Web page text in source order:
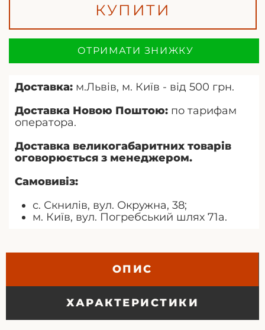
КУПИТИ
ОТРИМАТИ ЗНИЖКУ
Доставка: м.Львів, м. Київ - від 500 грн.
Доставка Новою Поштою: по тарифам
оператора.
Доставка великогабаритних товарів
оговорюється з менеджером.
Самовивіз:
с. Скнилів, вул. Окружна, 38;
м. Київ, вул. Погребський шлях 71а.
ОПИС
ХАРАКТЕРИСТИКИ